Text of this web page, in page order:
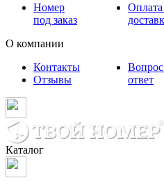
Номер
под заказ
О компании
Контакты
Отзывы
ответ
Каталог